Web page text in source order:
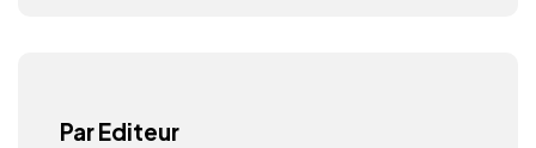
Par Editeur